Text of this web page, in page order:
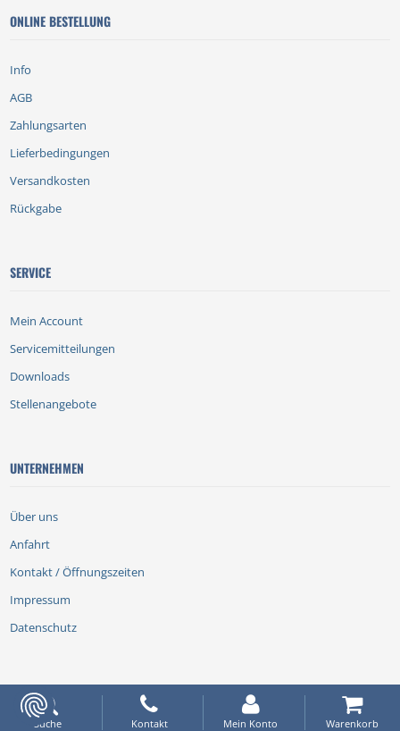
ONLINE BESTELLUNG
Info
AGB
Zahlungsarten
Lieferbedingungen
Versandkosten
Rückgabe
SERVICE
Mein Account
Servicemitteilungen
Downloads
Stellenangebote
UNTERNEHMEN
Über uns
Anfahrt
Kontakt / Öffnungszeiten
Impressum
Datenschutz
Suche Kontakt Mein Konto Warenkorb